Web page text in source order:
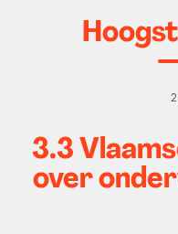
3.3
over